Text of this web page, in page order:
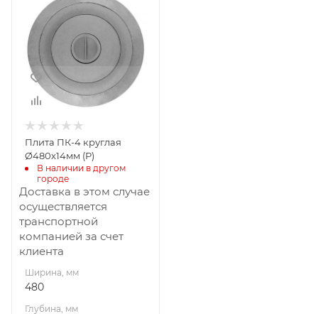
480
Глубина, мм
14
Высота, мм
480
Плита ПК-4 круглая
Ø480х14мм (Р)
В наличии в другом
городе
Доставка в этом случае
осуществляется
транспортной
компанией за счет
клиента
Ширина, мм
480
Глубина, мм